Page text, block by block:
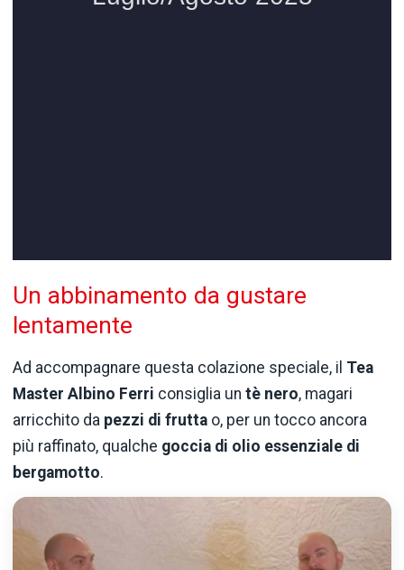
Un abbinamento da gustare
lentamente
Ad accompagnare questa colazione speciale, il Tea
Master Albino Ferri consiglia un tè nero, magari
arricchito da pezzi di frutta o, per un tocco ancora
più raffinato, qualche goccia di olio essenziale di
bergamotto.